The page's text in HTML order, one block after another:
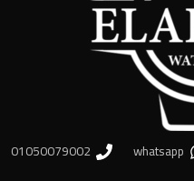
whatsapp
01050079002